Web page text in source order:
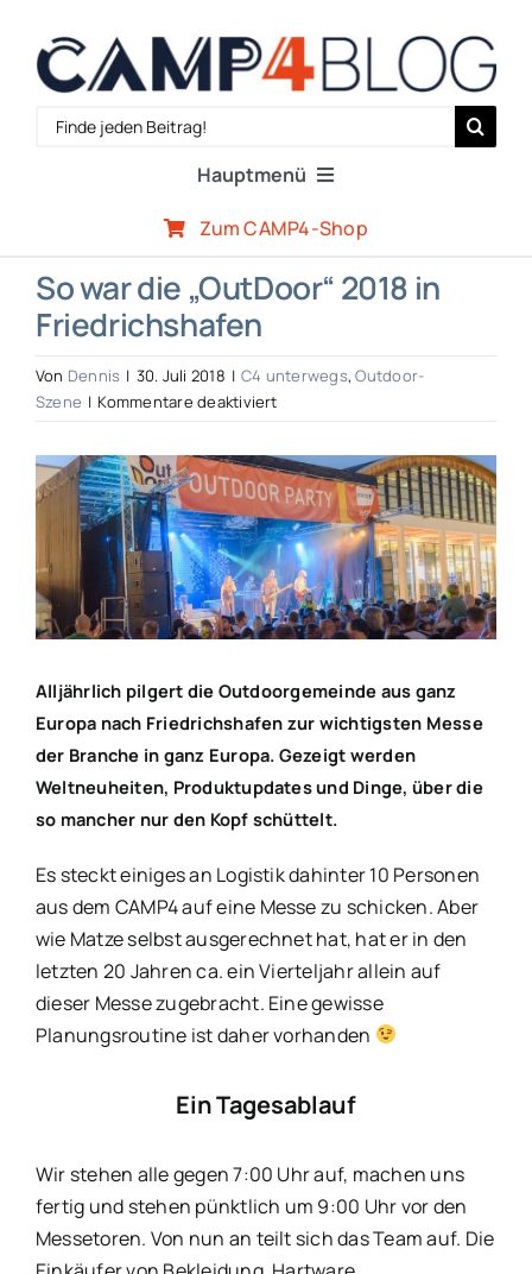
Inhalt
springen
Search
Hauptmenü
Reiseberichte
Expertenwissen
Outdoor-Szene
CAMP4-Team
Zum CAMP4-Shop
So war die „OutDoor“ 2018 in
Friedrichshafen
Von Dennis | 30. Juli 2018 | C4 unterwegs,Outdoor-
Szene | Kommentare deaktiviertfür
war
die
„OutDoor“
2018
in
Friedrichshafen
Zeige
grösseres
Alljährlich pilgert die Outdoorgemeinde aus ganz
Europa nach Friedrichshafen zur wichtigsten Messe
der Branche in ganz Europa. Gezeigt werden
Weltneuheiten, Produktupdates und Dinge, über die
so mancher nur den Kopf schüttelt.
Es steckt einiges an Logistik dahinter 10 Personen
aus dem CAMP4 auf eine Messe zu schicken. Aber
wie Matze selbst ausgerechnet hat, hat er in den
letzten 20 Jahren ca. ein Vierteljahr allein auf
dieser Messe zugebracht. Eine gewisse
Planungsroutine ist daher vorhanden
Ein Tagesablauf
Wir stehen alle gegen 7:00 Uhr auf, machen uns
fertig und stehen pünktlich um 9:00 Uhr vor den
Messetoren. Von nun an teilt sich das Team auf. Die